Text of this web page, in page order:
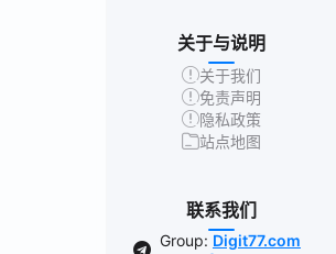
关于与说明
关于我们
免责声明
隐私政策
站点地图
联系我们
Group: Digit77.com